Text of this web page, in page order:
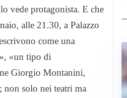
vede protagonista. E che
alle 21.30, a Palazzo
come una
«un tipo di
Giorgio Montanini,
non solo nei teatri ma